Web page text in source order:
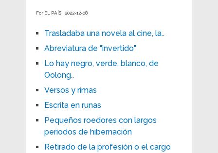
For EL PAÍS | 2022-12-08
Trasladaba una novela al cine, la..
Abreviatura de "invertido"
Lo hay negro, verde, blanco, de
Oolong..
Versos y rimas
Escrita en runas
Pequeños roedores con largos
periodos de hibernación
Retirado de la profesión o el cargo